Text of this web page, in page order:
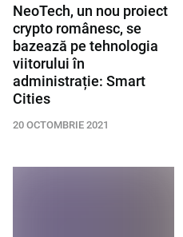
NeoTech, un nou proiect
crypto românesc, se
bazează pe tehnologia
viitorului în
administrație: Smart
Cities
20 OCTOMBRIE 2021